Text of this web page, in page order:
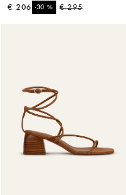
€ 295
-30%
€ 206